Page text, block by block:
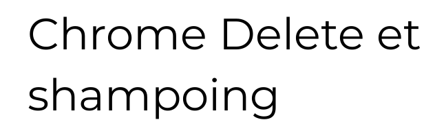
Chrome Delete et
shampoing